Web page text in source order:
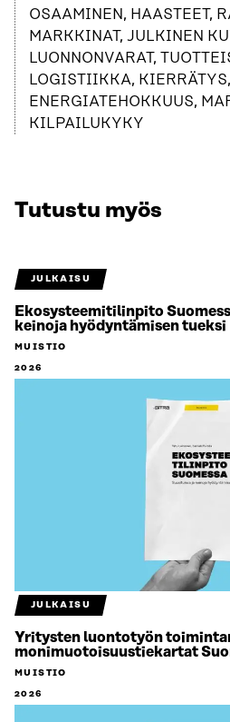
OSAAMINEN, HAASTEET,
MARKKINAT, JULKINEN
LUONNONVARAT,
LOGISTIIKKA,
ENERGIATEHOKKUUS,
KILPAILUKYKY
Tutustu myös
JULKAISU
Ekosysteemitilinpito
keinoja hyödyntämisen tueksi
MUISTIO
2026
JULKAISU
Yritysten luontotyön
monimuotoisuustiekartat
MUISTIO
2026